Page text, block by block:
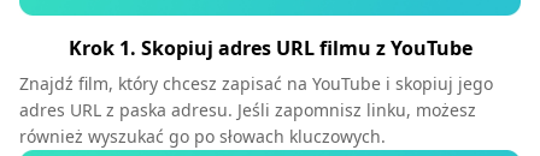
Krok 1. Skopiuj adres URL filmu z YouTube
Znajdź film, który chcesz zapisać na YouTube i skopiuj jego
adres URL z paska adresu. Jeśli zapomnisz linku, możesz
również wyszukać go po słowach kluczowych.